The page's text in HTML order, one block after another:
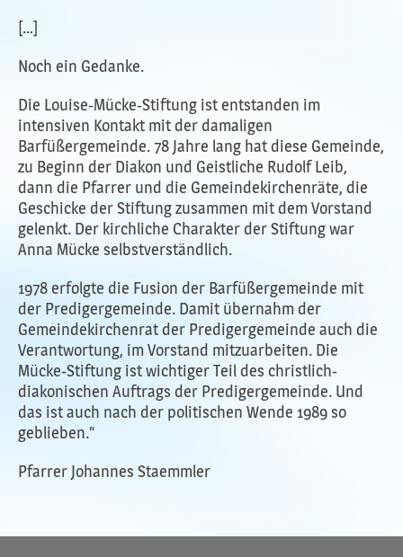
[…]
Noch ein Gedanke.
Die Louise-Mücke-Stiftung ist entstanden im
intensiven Kontakt mit der damaligen
Barfüßergemeinde. 78 Jahre lang hat diese Gemeinde,
zu Beginn der Diakon und Geistliche Rudolf Leib,
dann die Pfarrer und die Gemeindekirchenräte, die
Geschicke der Stiftung zusammen mit dem Vorstand
gelenkt. Der kirchliche Charakter der Stiftung war
Anna Mücke selbstverständlich.
1978 erfolgte die Fusion der Barfüßergemeinde mit
der Predigergemeinde. Damit übernahm der
Gemeindekirchenrat der Predigergemeinde auch die
Verantwortung, im Vorstand mitzuarbeiten. Die
Mücke-Stiftung ist wichtiger Teil des christlich-
diakonischen Auftrags der Predigergemeinde. Und
das ist auch nach der politischen Wende 1989 so
geblieben.“
Pfarrer Johannes Staemmler